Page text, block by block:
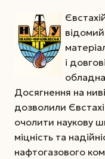
відомий
і
Досягнення на
дозволили
очолити наукову
міцність та
нафтогазового